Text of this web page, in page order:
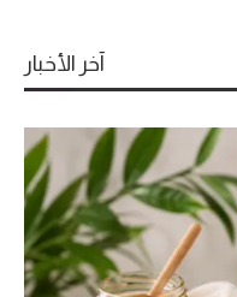
آخر الأخبار